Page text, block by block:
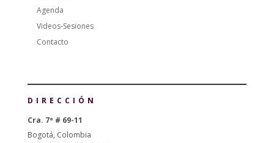
Agenda
Videos-Sesiones
Contacto
DIRECCIÓN
Cra. 7ª # 69-11
Bogotá, Colombia